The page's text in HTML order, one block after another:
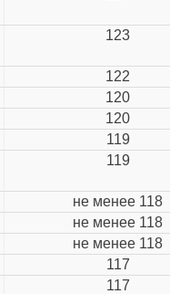
123
122
120
120
119
119
не менее 118
не менее 118
не менее 118
117
117